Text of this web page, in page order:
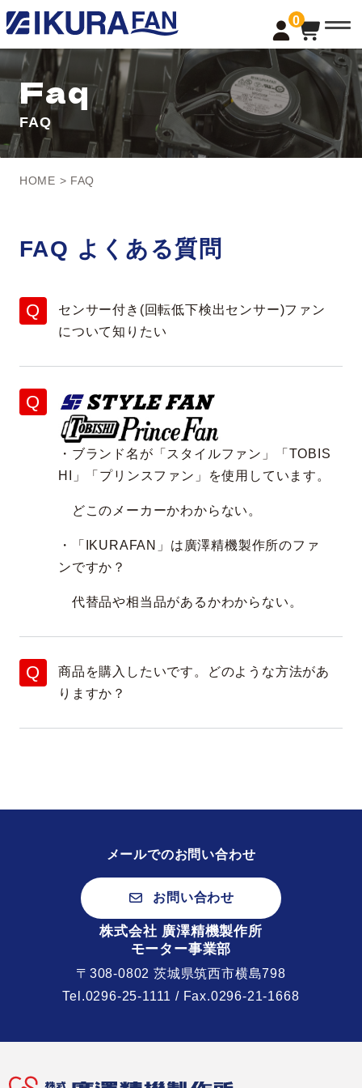
0
t
o
g
l
e
a
v
i
g
a
Faq
FAQ
HOME > FAQ
FAQ よくある質問
センサー付き(回転低下検出センサー)ファン
について知りたい
・ブランド名が「スタイルファン」「TOBIS
HI」「プリンスファン」を使用しています。
どこのメーカーかわからない。
・「IKURAFAN」は廣澤精機製作所のファ
ンですか？
代替品や相当品があるかわからない。
商品を購入したいです。どのような方法があ
りますか？
メールでのお問い合わせ
お問い合わせ
株式会社 廣澤精機製作所
モーター事業部
〒308-0802 茨城県筑西市横島798
Tel.0296-25-1111 / Fax.0296-21-1668